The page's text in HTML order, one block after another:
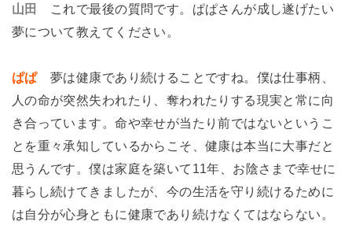
山田
これで最後の質問です。ぱぱさんが成し遂げたい
夢について教えてください。
ぱぱ夢は健康であり続けることですね。僕は仕事柄、
人の命が突然失われたり、奪われたりする現実と常に向
き合っています。命や幸せが当たり前ではないというこ
とを重々承知しているからこそ、健康は本当に大事だと
思うんです。僕は家庭を築いて11年、お陰さまで幸せに
暮らし続けてきましたが、今の生活を守り続けるために
は自分が心身ともに健康であり続けなくてはならない。